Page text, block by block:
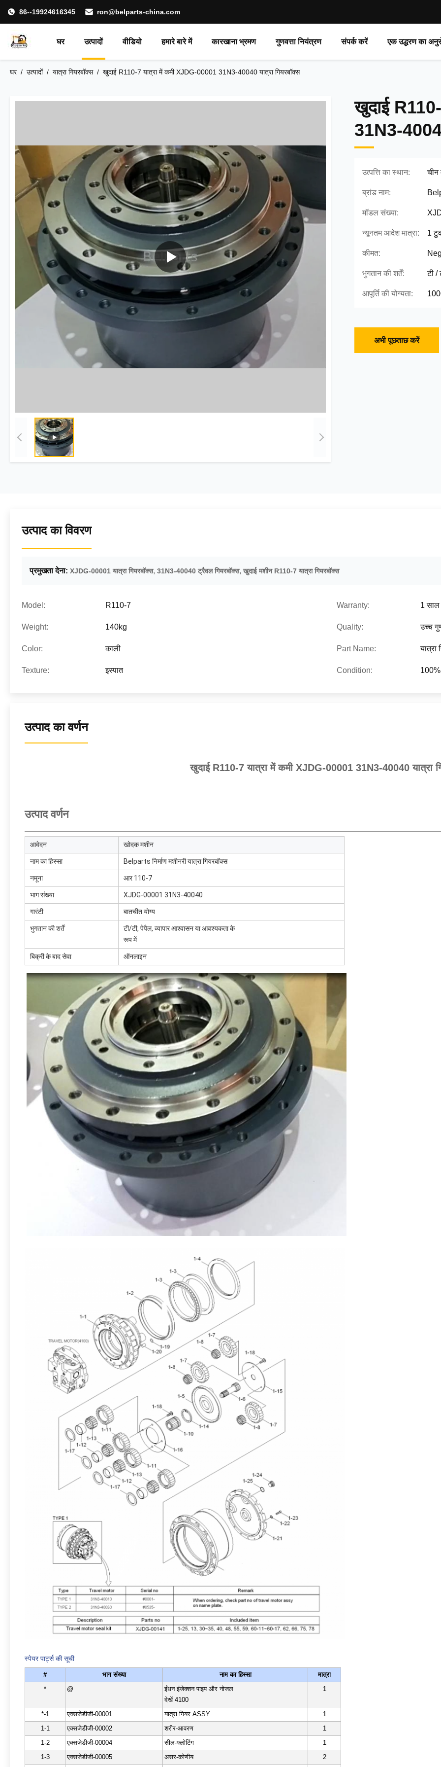
86--19924616345 ron@belparts-china.com
घर उत्पादों वीडियो हमारे बारे में कारखाना भ्रमण गुणवत्ता नियंत्रण संपर्क करें एक उद्धरण का
घर/ उत्पादों/ यात्रा गियरबॉक्स/ खुदाई R110-7 यात्रा में कमी XJDG-00001 31N3-40040 यात्रा गियरबॉक्स
खुदाई
31N3-
उत्पत्ति का स्थान: चीन
ब्रांड नाम:
मॉडल संख्या:
न्यूनतम आदेश मात्रा: 1
कीमत:
भुगतान की शर्तें: टी /
आपूर्ति की योग्यता:
अभी पूछताछ करें
उत्पाद का विवरण
प्रमुखता देना: XJDG-00001 यात्रा गियरबॉक्स, 31N3-40040 ट्रैवल गियरबॉक्स, खुदाई मशीन R110-7 यात्रा गियरबॉक्स
Model: R110-7 Warranty: 1 साल
Weight: 140kg Quality: उच्च
Color: काली Part Name: यात्रा
Texture: इस्पात Condition: 100%
उत्पाद का वर्णन
खुदाई R110-7 यात्रा में कमी XJDG-00001 31N3-40040 यात्रा
उत्पाद वर्णन
आवेदन खोदक मशीन
नाम का हिस्सा Belparts निर्माण मशीनरी यात्रा गियरबॉक्स
नमूना आर 110-7
भाग संख्या XJDG-00001 31N3-40040
गारंटी बातचीत योग्य
भुगतान की शर्तें
टी/टी, पेपैल, व्यापार आश्वासन या आवश्यकता के
रूप में
बिक्री के बाद सेवा ऑनलाइन
स्पेयर पार्ट्स की सूची
# भाग संख्या नाम का हिस्सा
मात्रा
*
@
ईंधन इंजेक्शन पाइप और नोजल
देखें 4100
1
*-1 एक्सजेडीजी-00001 यात्रा गियर ASSY
1
1-1
एक्सजेडीजी-00002 शरीर-आवरण
1
1-2
एक्सजेडीजी-00004 सील-फ्लोटिंग
1
1-3
एक्सजेडीजी-00005 असर-कोणीय 2